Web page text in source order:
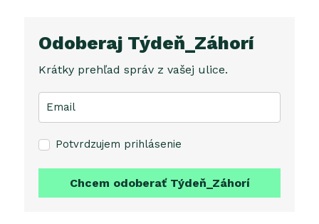
Odoberaj Týdeň_Záhorí
Krátky prehľad správ z vašej ulice.
Potvrdzujem prihlásenie
Chcem odoberať Týdeň_Záhorí